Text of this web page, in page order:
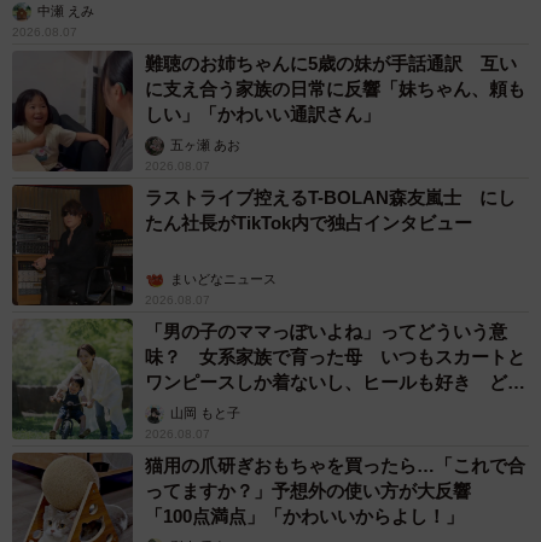
中瀬 えみ
2026.08.07
難聴のお姉ちゃんに5歳の妹が手話通訳 互い
に支え合う家族の日常に反響「妹ちゃん、頼も
しい」「かわいい通訳さん」
五ヶ瀬 あお
2026.08.07
ラストライブ控えるT-BOLAN森友嵐士 にし
たん社長がTikTok内で独占インタビュー
まいどなニュース
2026.08.07
「男の子のママっぽいよね」ってどういう意
味？ 女系家族で育った母 いつもスカートと
ワンピースしか着ないし、ヒールも好き どの
へんが…
山岡 もと子
2026.08.07
猫用の爪研ぎおもちゃを買ったら…「これで合
ってますか？」予想外の使い方が大反響
「100点満点」「かわいいからよし！」